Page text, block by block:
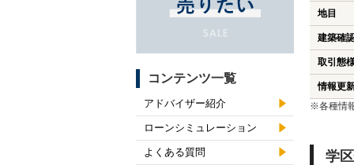
地目
建築確
取引態
情報更
※各種情
学
コンテンツ一覧
アドバイザー紹介
ローンシミュレーション
よくある質問